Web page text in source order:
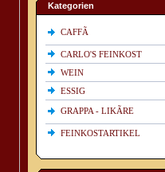
Kategorien
CAFFÃ
CARLO'S FEINKOST
WEIN
ESSIG
GRAPPA - LIKÃRE
FEINKOSTARTIKEL